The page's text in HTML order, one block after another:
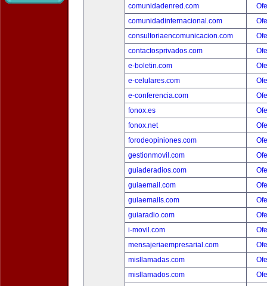
comunidadenred.com
comunidadinternacional.com
consultoriaencomunicacion.com
contactosprivados.com
e-boletin.com
e-celulares.com
e-conferencia.com
fonox.es
fonox.net
forodeopiniones.com
gestionmovil.com
guiaderadios.com
guiaemail.com
guiaemails.com
guiaradio.com
i-movil.com
mensajeriaempresarial.com
misllamadas.com
misllamados.com